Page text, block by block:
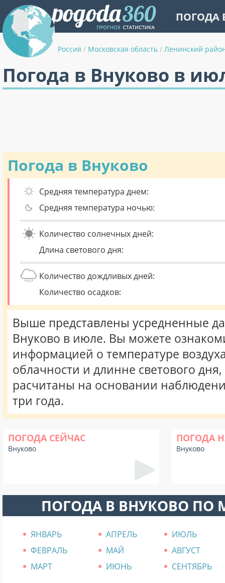
ПОГОДА
Россия / Московская область / Ленинский
Погода в Внуково в
Погода в Внуково
Средняя температура днем:
Средняя температура ночью:
Количество солнечных дней:
Длина светового дня:
Количество дождливых дней:
Количество осадков:
Выше представлены усредненные
Внуково в июле. Вы можете
информацией о температуре
облачности и длинне светового
расчитаны на основании
три года.
ПОГОДА СЕЙЧАС
Внуково
ПОГОДА
Внуково
ПОГОДА В ВНУКОВО ПО
ЯНВАРЬ АПРЕЛЬ
ИЮЛЬ
ФЕВРАЛЬ
МАЙ
АВГУСТ
МАРТ
ИЮНЬ СЕНТЯБРЬ